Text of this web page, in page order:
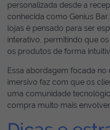
personalizada desde a
conhecida como Genius
lojas é pensado para ser
interativo, permitindo que
os produtos de forma
Essa abordagem focada
imersivo faz com que os
uma comunidade
compra muito mais